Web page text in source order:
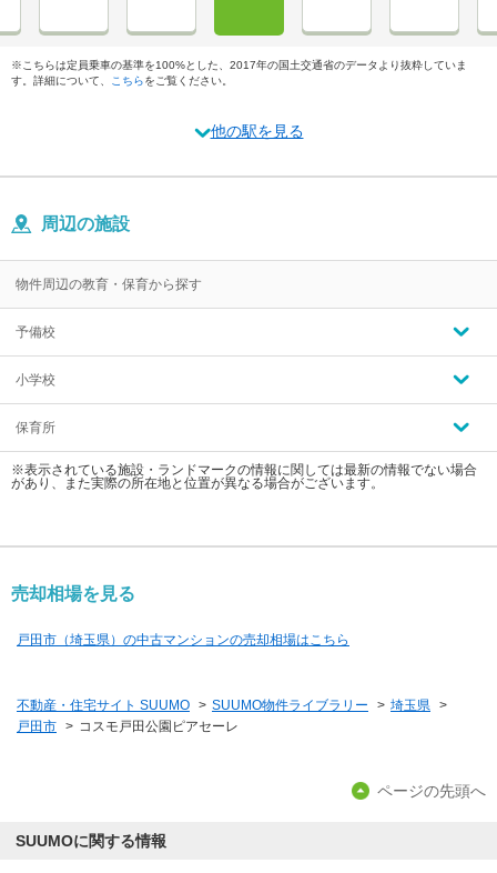
※こちらは定員乗車の基準を100%とした、2017年の国土交通省のデータより抜粋していま
す。詳細について、
こちらをご覧ください。
他の駅を見る
周辺の施設
物件周辺の教育・保育から探す
予備校
小学校
保育所
※表示されている施設・ランドマークの情報に関しては最新の情報でない場合
があり、また実際の所在地と位置が異なる場合がございます。
売却相場を見る
戸田市（埼玉県）の中古マンションの売却相場はこちら
不動産・住宅サイト SUUMO > SUUMO物件ライブラリー > 埼玉県 >
戸田市 > コスモ戸田公園ピアセーレ
ページの先頭へ
SUUMOに関する情報